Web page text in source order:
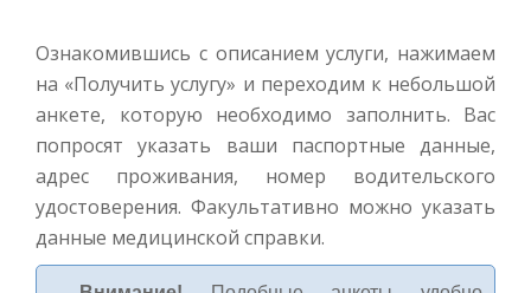
Ознакомившись с описанием услуги, нажимаем
на «Получить услугу» и переходим к небольшой
анкете, которую необходимо заполнить. Вас
попросят указать ваши паспортные данные,
адрес проживания, номер водительского
удостоверения. Факультативно можно указать
данные медицинской справки.